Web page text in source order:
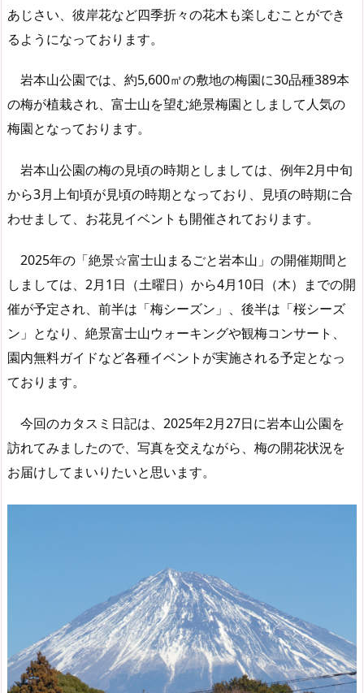
あじさい、彼岸花など四季折々の花木も楽しむことができ
るようになっております。
岩本山公園では、約5,600㎡の敷地の梅園に30品種389本
の梅が植栽され、富士山を望む絶景梅園としまして人気の
梅園となっております。
岩本山公園の梅の見頃の時期としましては、例年2月中旬
から3月上旬頃が見頃の時期となっており、見頃の時期に合
わせまして、お花見イベントも開催されております。
2025年の「絶景☆富士山まるごと岩本山」の開催期間と
しましては、2月1日（土曜日）から4月10日（木）までの開
催が予定され、前半は「梅シーズン」、後半は「桜シーズ
ン」となり、絶景富士山ウォーキングや観梅コンサート、
園内無料ガイドなど各種イベントが実施される予定となっ
ております。
今回のカタスミ日記は、2025年2月27日に岩本山公園を
訪れてみましたので、写真を交えながら、梅の開花状況を
お届けしてまいりたいと思います。